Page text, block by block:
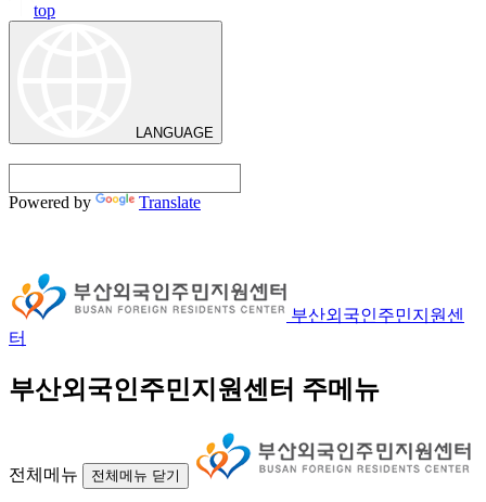
top
LANGUAGE
Powered by Translate
부산외국인주민지원센
터
부산외국인주민지원센터 주메뉴
전체메뉴 전체메뉴 닫기